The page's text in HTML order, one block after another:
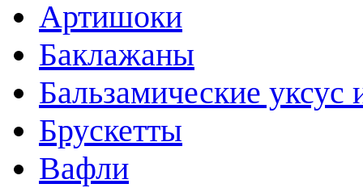
Артишоки
Баклажаны
Бальзамические уксус
Брускетты
Вафли